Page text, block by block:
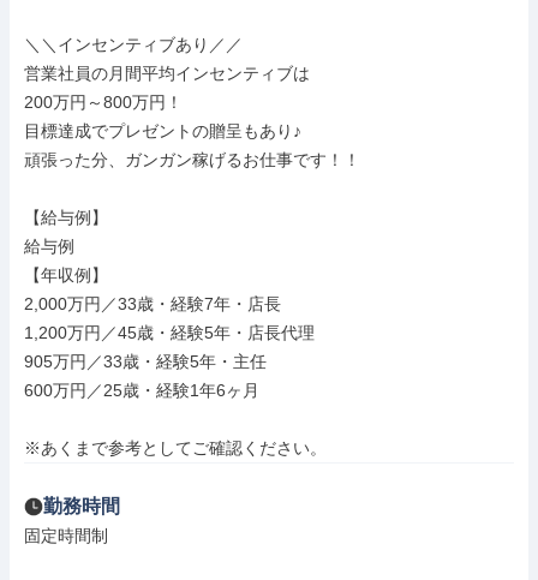
＼＼インセンティブあり／／
営業社員の月間平均インセンティブは
200万円～800万円！
目標達成でプレゼントの贈呈もあり♪
頑張った分、ガンガン稼げるお仕事です！！
【給与例】
給与例
【年収例】
2,000万円／33歳・経験7年・店長
1,200万円／45歳・経験5年・店長代理
905万円／33歳・経験5年・主任
600万円／25歳・経験1年6ヶ月
※あくまで参考としてご確認ください。
勤務時間
固定時間制